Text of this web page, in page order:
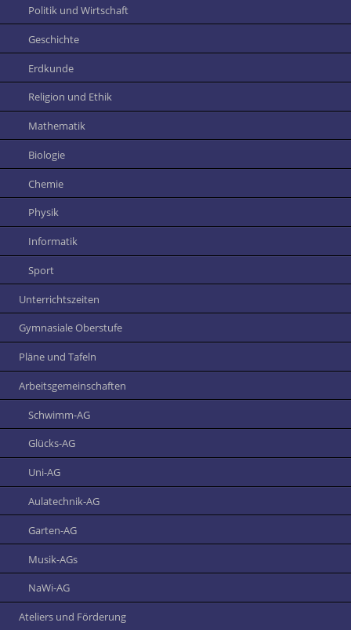
Politik und Wirtschaft
Geschichte
Erdkunde
Religion und Ethik
Mathematik
Biologie
Chemie
Physik
Informatik
Sport
Unterrichtszeiten
Gymnasiale Oberstufe
Pläne und Tafeln
Arbeitsgemeinschaften
Schwimm-AG
Glücks-AG
Uni-AG
Aulatechnik-AG
Garten-AG
Musik-AGs
NaWi-AG
Ateliers und Förderung